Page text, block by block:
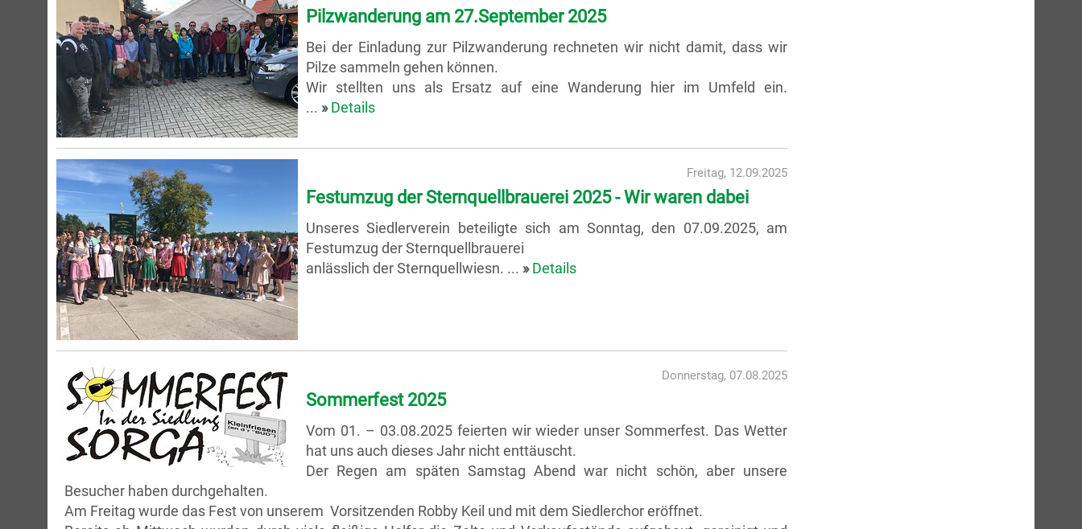
Pilzwanderung am 27.September 2025
Bei der Einladung zur Pilzwanderung rechneten wir nicht damit, dass wir
Pilze sammeln gehen können.
Wir stellten uns als Ersatz auf eine Wanderung hier im Umfeld ein.
... » Details
Freitag, 12.09.2025
Festumzug der Sternquellbrauerei 2025 - Wir waren dabei
Unseres Siedlerverein beteiligte sich am Sonntag, den 07.09.2025, am
Festumzug der Sternquellbrauerei
anlässlich der Sternquellwiesn. ... » Details
Donnerstag, 07.08.2025
Sommerfest 2025
Vom 01. – 03.08.2025 feierten wir wieder unser Sommerfest. Das Wetter
hat uns auch dieses Jahr nicht enttäuscht.
Der Regen am späten Samstag Abend war nicht schön, aber unsere
Besucher haben durchgehalten.
Am Freitag wurde das Fest von unserem Vorsitzenden Robby Keil und mit dem Siedlerchor eröffnet.